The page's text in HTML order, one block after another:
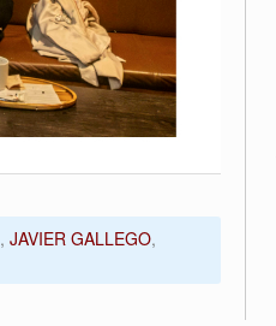
, JAVIER GALLEGO,